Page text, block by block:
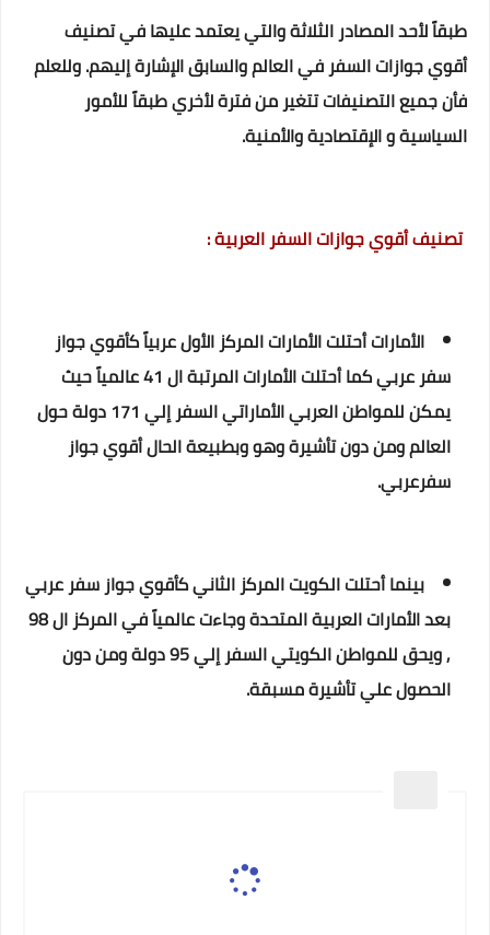
طبقاً لأحد المصادر الثلاثة والتي يعتمد عليها في تصنيف
أقوي جوازات السفر في العالم والسابق الإشارة إليهم. وللعلم
فأن جميع التصنيفات تتغير من فترة لأخري طبقاً للأمور
السياسية و الإقتصادية والأمنية.
تصنيف أقوي جوازات السفر العربية :
الأمارات أحتلت الأمارات المركز الأول عربياً كأقوي جواز
سفر عربي كما أحتلت الأمارات المرتبة ال 41 عالمياً حيث
يمكن للمواطن العربي الأماراتي السفر إلي 171 دولة حول
العالم ومن دون تأشيرة وهو وبطبيعة الحال أقوي جواز
سفرعربي.
بينما أحتلت الكويت المركز الثاني كأقوي جواز سفر عربي
بعد الأمارات العربية المتحدة وجاءت عالمياً في المركز ال 98
, ويحق للمواطن الكويتي السفر إلي 95 دولة ومن دون
الحصول علي تأشيرة مسبقة.